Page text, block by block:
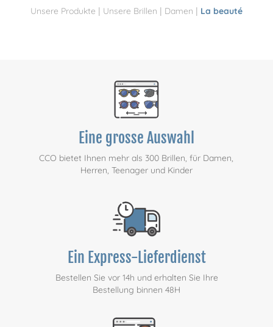
Unsere Produkte | Unsere Brillen | Damen | La beauté
Eine grosse Auswahl
CCO bietet Ihnen mehr als 300 Brillen, für Damen,
Herren, Teenager und Kinder
Ein Express-Lieferdienst
Bestellen Sie vor 14h und erhalten Sie Ihre
Bestellung binnen 48H